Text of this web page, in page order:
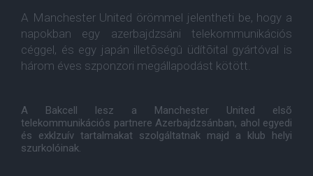
A Manchester United örömmel jelentheti be, hogy a
napokban egy azerbajdzsáni telekommunikációs
céggel, és egy japán illetõségû üdítõital gyártóval is
három éves szponzori megállapodást kötött.
A Bakcell lesz a Manchester United elsõ
telekommunikációs partnere Azerbajdzsánban, ahol egyedi
és exklzuív tartalmakat szolgáltatnak majd a klub helyi
szurkolóinak.